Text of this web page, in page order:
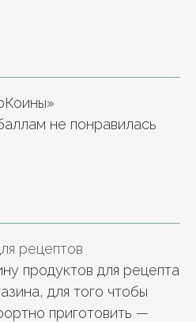
не понравилась
рецептов
продуктов для рецепта
для того чтобы
приготовить —